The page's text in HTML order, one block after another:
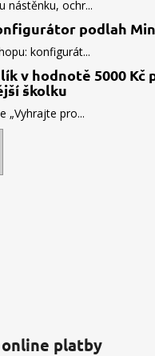
nástěnku, ochr...
podlah
konfigurát...
v hodnotě 5000 Kč
školku
„Vyhrajte pro...
platby